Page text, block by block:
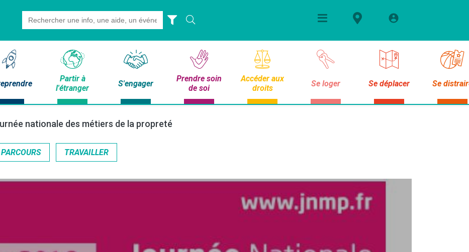
Search
for:
Partir à
l'étranger
S'engager
Prendre soin
de soi
Accéder aux
droits
Se loger Se déplacer Se
nationale des métiers de la propreté
TRAVAILLER